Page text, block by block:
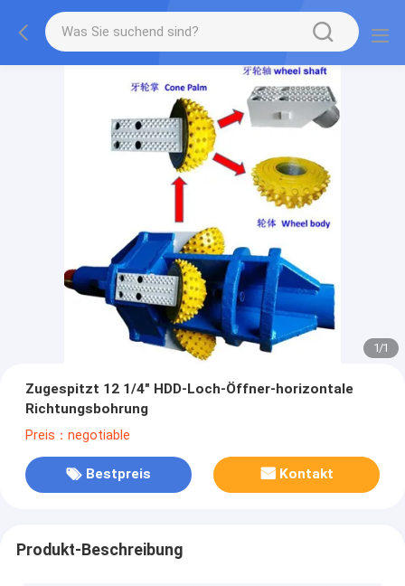
1/1
Zugespitzt 12 1/4" HDD-Loch-Öffner-horizontale
Richtungsbohrung
Preis：negotiable
Bestpreis Kontakt
Produkt-Beschreibung